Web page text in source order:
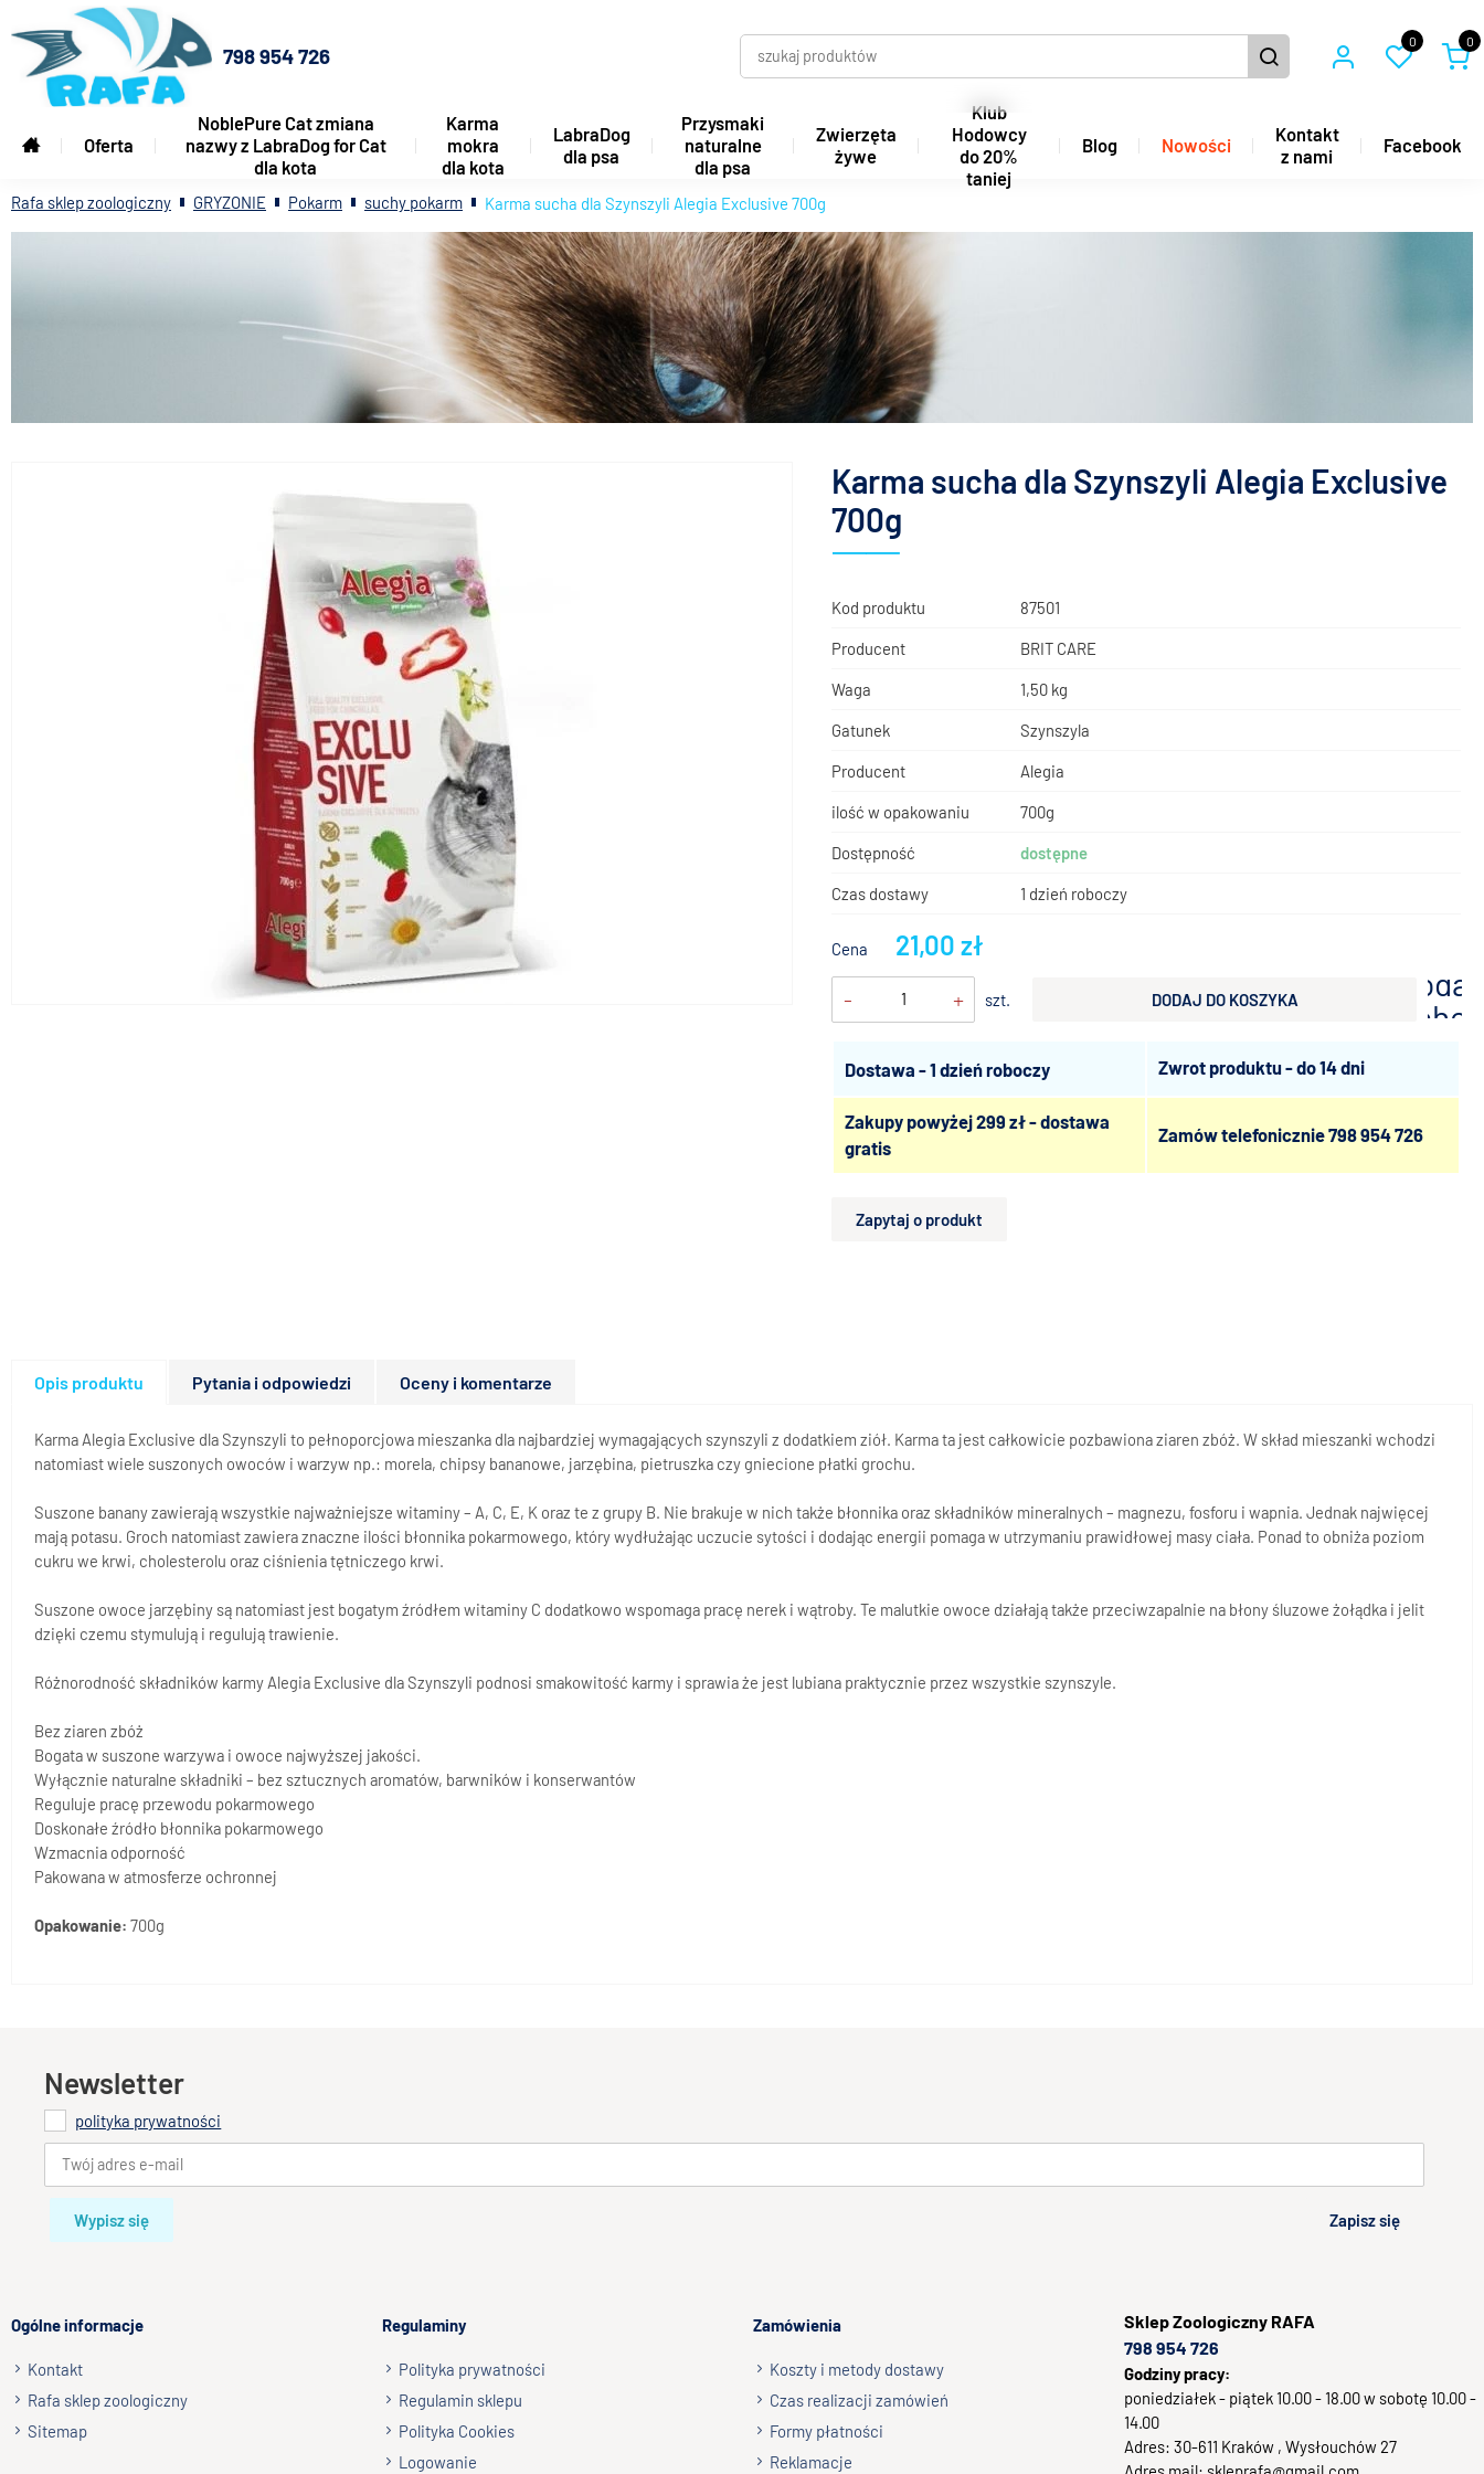
798 954 726
0 0
Oferta
NoblePure Cat zmiana
nazwy z LabraDog for Cat
dla kota
Karma
mokra
dla kota
LabraDog
dla psa
Przysmaki
naturalne
dla psa
Zwierzęta
żywe
Klub
Hodowcy
do 20%
taniej
Blog Nowości
Kontakt
z nami
Facebook
Rafa sklep zoologiczny GRYZONIE Pokarm suchy pokarm Karma sucha dla Szynszyli Alegia Exclusive 700g
Karma sucha dla Szynszyli Alegia Exclusive
700g
Kod produktu 87501
Producent BRIT CARE
Waga 1,50 kg
Gatunek Szynszyla
Producent Alegia
ilość w opakowaniu 700g
Dostępność dostępne
Czas dostawy 1 dzień roboczy
Cena 21,00 zł
- + szt. DODAJ DO KOSZYKA
Dostawa - 1 dzień roboczy Zwrot produktu - do 14 dni
Zakupy powyżej 299 zł - dostawa
gratis
Zamów telefonicznie798 954 726
Zapytaj o produkt
Opis produktu Pytania i odpowiedzi Oceny i komentarze
Karma Alegia Exclusive dla Szynszyli to pełnoporcjowa mieszanka dla najbardziej wymagających szynszyli z dodatkiem ziół. Karma ta jest całkowicie pozbawiona ziaren zbóż. W skład mieszanki wchodzi
natomiast wiele suszonych owoców i warzyw np.: morela, chipsy bananowe, jarzębina, pietruszka czy gniecione płatki grochu.
Suszone banany zawierają wszystkie najważniejsze witaminy – A, C, E, K oraz te z grupy B. Nie brakuje w nich także błonnika oraz składników mineralnych – magnezu, fosforu i wapnia. Jednak najwięcej
mają potasu. Groch natomiast zawiera znaczne ilości błonnika pokarmowego, który wydłużając uczucie sytości i dodając energii pomaga w utrzymaniu prawidłowej masy ciała. Ponad to obniża poziom
cukru we krwi, cholesterolu oraz ciśnienia tętniczego krwi.
Suszone owoce jarzębiny są natomiast jest bogatym źródłem witaminy C dodatkowo wspomaga pracę nerek i wątroby. Te malutkie owoce działają także przeciwzapalnie na błony śluzowe żołądka i jelit
dzięki czemu stymulują i regulują trawienie.
Różnorodność składników karmy Alegia Exclusive dla Szynszyli podnosi smakowitość karmy i sprawia że jest lubiana praktycznie przez wszystkie szynszyle.
Bez ziaren zbóż
Bogata w suszone warzywa i owoce najwyższej jakości.
Wyłącznie naturalne składniki – bez sztucznych aromatów, barwników i konserwantów
Reguluje pracę przewodu pokarmowego
Doskonałe źródło błonnika pokarmowego
Wzmacnia odporność
Pakowana w atmosferze ochronnej
Opakowanie: 700g
Newsletter
polityka prywatności
Wypisz się Zapisz się
Ogólne informacje
Kontakt
Rafa sklep zoologiczny
Sitemap
Regulaminy
Polityka prywatności
Regulamin sklepu
Polityka Cookies
Logowanie
Zamówienia
Koszty i metody dostawy
Czas realizacji zamówień
Formy płatności
Reklamacje
SklepZoologiczny RAFA
798 954 726
Godziny pracy:
poniedziałek - piątek 10.00 - 18.00 w sobotę 10.00 -
14.00
Adres: 30-611 Kraków , Wysłouchów 27